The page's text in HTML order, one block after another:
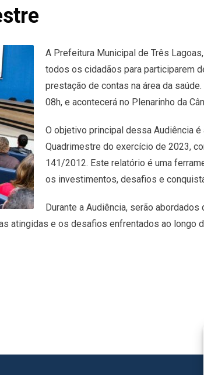
A Prefeitura Municipal de Três
todos os cidadãos para participarem
prestação de contas na área da
08h, e acontecerá no Plenarinho da
O objetivo principal dessa Audiência
Quadrimestre do exercício de 2023,
141/2012. Este relatório é uma
os investimentos, desafios e
Durante a Audiência, serão
atingidas e os desafios enfrentados ao longo